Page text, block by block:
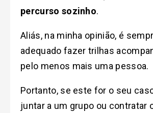
percurso sozinho.
Aliás, na minha opinião, é
adequado fazer trilhas
pelo menos mais uma pessoa.
Portanto, se este for o seu
juntar a um grupo ou contratar